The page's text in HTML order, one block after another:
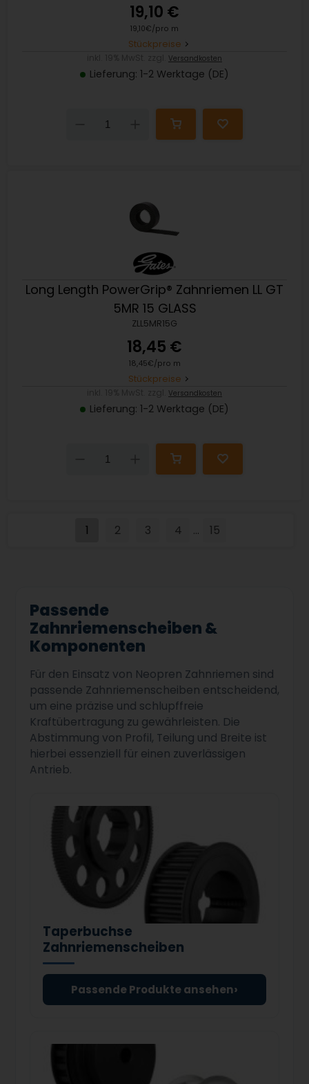
19,10 €
19,10€/pro m
Stückpreise
Versandkosten
Lieferung: 1-2 Werktage (DE)
Down
Long Length PowerGrip® Zahnriemen LL GT
5MR 15 GLASS
ZLL5MR15G
18,45 €
18,45€/pro m
Stückpreise
Versandkosten
Lieferung: 1-2 Werktage (DE)
Down
1 2 3 4 ... 15
Passende
Zahnriemenscheiben &
Komponenten
Für den Einsatz von Neopren Zahnriemen sind
passende Zahnriemenscheiben entscheidend,
um eine präzise und schlupffreie
Kraftübertragung zu gewährleisten. Die
Abstimmung von Profil, Teilung und Breite ist
hierbei essenziell für einen zuverlässigen
Antrieb.
Taperbuchse
Zahnriemenscheiben
Passende Produkte ansehen›